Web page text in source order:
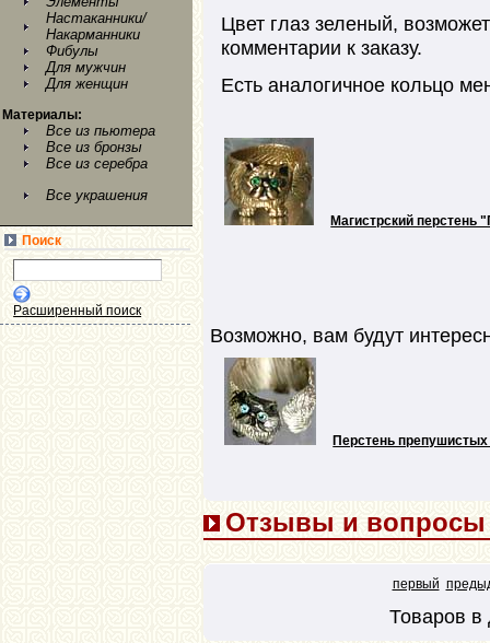
Цвет глаз зеленый,
комментарии к заказу.
Есть аналогичное кольцо
Магистрский перстень
Возможно, вам будут
Перстень
Отзывы и вопросы
первый
Товаров в
Настаканники/
Накарманники
Фибулы
Для мужчин
Для женщин
Материалы:
Все из пьютера
Все из бронзы
Все из серебра
Все украшения
Поиск
Расширенный поиск